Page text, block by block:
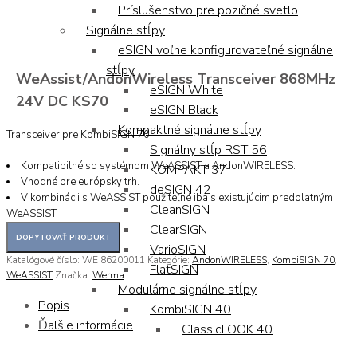
Príslušenstvo pre pozičné svetlo
Signálne stĺpy
eSIGN voľne konfigurovateľné signálne
stĺpy
eSIGN White
eSIGN Black
Kompaktné signálne stĺpy
Signálny stĺp RST 56
KOMPAKT 37
deSIGN 42
CleanSIGN
ClearSIGN
VarioSIGN
FlatSIGN
Modulárne signálne stĺpy
KombiSIGN 40
ClassicLOOK 40
WeAssist/AndonWireless Transceiver 868MHz
24V DC KS70
Transceiver pre KombiSIGN 70.
Kompatibilné so systémom WeASSIST a AndonWIRELESS.
Vhodné pre európsky trh.
V kombinácii s WeASSIST použiteľné iba s existujúcim predplatným
WeASSIST.
Katalógové číslo: WE 86200011 Kategórie: AndonWIRELESS, KombiSIGN 70,
WeASSIST Značka: Werma
Popis
Ďalšie informácie